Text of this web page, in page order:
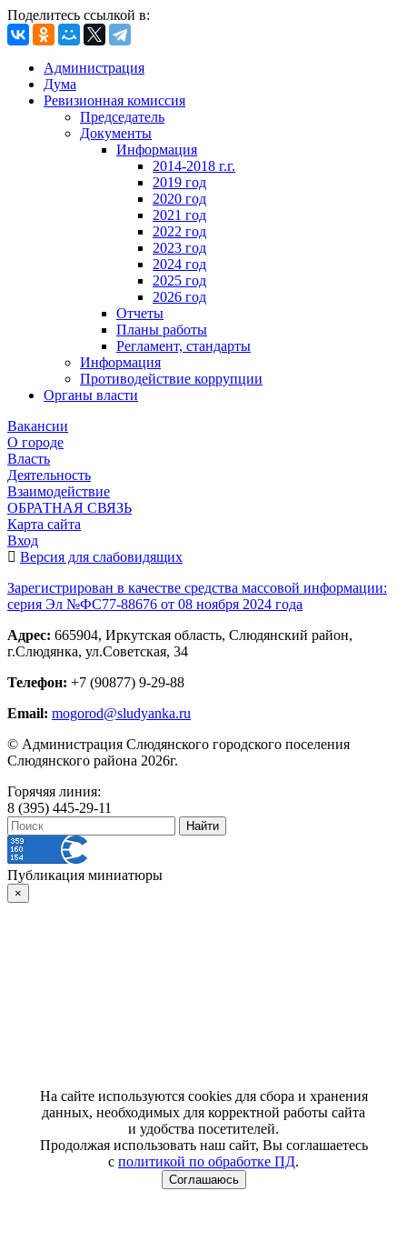
Поделитесь ссылкой в:
Администрация
Дума
Ревизионная комиссия
Председатель
Документы
Информация
2014-2018 г.г.
2019 год
2020 год
2021 год
2022 год
2023 год
2024 год
2025 год
2026 год
Отчеты
Планы работы
Регламент, стандарты
Информация
Противодействие коррупции
Органы власти
Вакансии
О городе
Власть
Деятельность
Взаимодействие
ОБРАТНАЯ СВЯЗЬ
Карта сайта
Вход
Версия для слабовидящих
Зарегистрирован в качестве средства массовой информации:
серия Эл №ФС77-88676 от 08 ноября 2024 года
Адрес: 665904, Иркутская область, Слюдянский район,
г.Слюдянка, ул.Советская, 34
Телефон: +7 (90877) 9-29-88
Email: mogorod@sludyanka.ru
© Администрация Слюдянского городского поселения
Слюдянского района 2026г.
Горячяя линия:
8 (395) 445-29-11
Публикация миниатюры
×
На сайте используются cookies для сбора и хранения
данных, необходимых для корректной работы сайта
и удобства посетителей.
Продолжая использовать наш сайт, Вы соглашаетесь
с политикой по обработке ПД.
Соглашаюсь